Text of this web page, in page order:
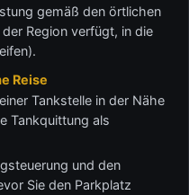
gemäß den örtlichen
Region verfügt, in die
Reise
Tankstelle in der Nähe
Tankquittung als
und den
Sie den Parkplatz